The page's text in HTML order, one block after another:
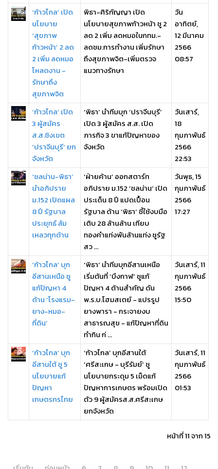
‘ก้าวไกล’ เปิด
นโยบาย
‘สุขภาพ
ก้าวหน้า’ 2 ลด
2 เพิ่ม ลดหมอ
โหลดงาน -
รักษาถึง
สุขภาพจิต
พิธา-ศิริกัญญา เปิด
นโยบายสุขภาพก้าวหน้า ชู 2
ลด 2 เพิ่ม ลดหมอในกทม.-
ลดชม.การทำงาน เพิ่มรักษา
ถึงสุขภาพจิต-เพิ่มตรวจ
แนวทางรักษา
วัน
อาทิตย์,
12 มีนาคม
2566
08:57
‘ก้าวไกล’ เปิด
3 ผู้สมัคร
ส.ส.ชิงเขต
‘ปราจีนบุรี’ ยก
จังหวัด
‘พิธา’ นำทีมบุก ‘ปราจีนบุรี’
เปิด 3 ผู้สมัคร ส.ส. เปิด
ภารกิจ 3 ขาแก้ปัญหาของ
จังหวัด
วันเสาร์,
18
กุมภาพันธ์
2566
22:53
‘ชลน่าน-พิธา’
นำอภิปราย
ม.152 เปิดแผล
8 ปี รัฐบาล
ประยุทธ์ ล้ม
เหลวทุกด้าน
‘ฝ่ายค้าน’ ออกสตาร์ท
อภิปราย ม.152 ‘ชลน่าน’ เปิด
ประเด็น 8 ปี แปดเปื้อน
รัฐบาล ด้าน ‘พิธา’ ชี้ใช้งบมือ
เติบ 28 ล้านล้าน เทียบ
ทองคำแท่งพันล้านแท่ง ชูรัฐ
สว ...
วันพุธ, 15
กุมภาพันธ์
2566
17:27
‘ก้าวไกล’ บุก
อีสานเหนือ ชู
แก้ปัญหา 4
ด้าน ‘โรงแรม-
ยาง-หมอ-
ที่ดิน’
‘พิธา’ นำทีมบุกอีสานเหนือ
เริ่มต้นที่ ‘บึงกาฬ’ ชูแก้
ปัญหา 4 ด้านสำคัญ ดัน
พ.ร.บ.โฮมสเตย์ - แปรรูป
ยางพารา - กระจายงบ
สาธารณสุข - แก้ปัญหาที่ดิน
ทำกิน ก่ ...
วันเสาร์, 11
กุมภาพันธ์
2566
15:50
‘ก้าวไกล’ บุก
อีสานใต้ ชู 5
นโยบายแก้
ปัญหา
เกษตรกรไทย
‘ก้าวไกล’ บุกอีสานใต้
‘ศรีสะเกษ - บุรีรัมย์’ ชู
นโยบายกระดุม 5 เม็ดแก้
ปัญหาการเกษตร พร้อมเปิด
ตัว 9 ผู้สมัครส.ส.ศรีสะเกษ
ยกจังหวัด
วันเสาร์, 11
กุมภาพันธ์
2566
01:53
หน้าที่ 11 จาก 15